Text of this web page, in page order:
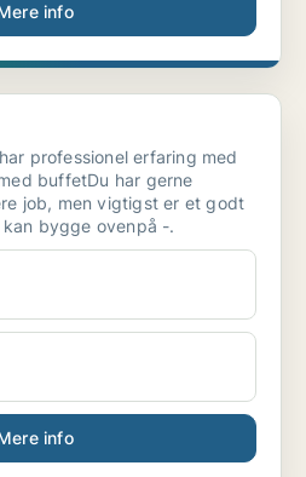
info
professionel erfaring med
buffetDu har gerne
job, men vigtigst er et godt
bygge ovenpå -.
info